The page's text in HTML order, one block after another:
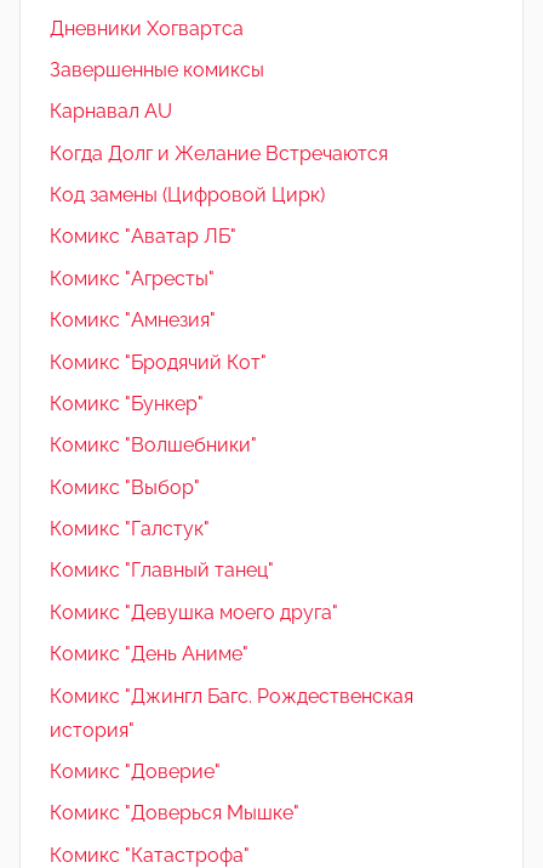
Дневники Хогвартса
Завершенные комиксы
Карнавал AU
Когда Долг и Желание Встречаются
Код замены (Цифровой Цирк)
Комикс "Аватар ЛБ"
Комикс "Агресты"
Комикс "Амнезия"
Комикс "Бродячий Кот"
Комикс "Бункер"
Комикс "Волшебники"
Комикс "Выбор"
Комикс "Галстук"
Комикс "Главный танец"
Комикс "Девушка моего друга"
Комикс "День Аниме"
Комикс "Джингл Багс. Рождественская
история"
Комикс "Доверие"
Комикс "Доверься Мышке"
Комикс "Катастрофа"